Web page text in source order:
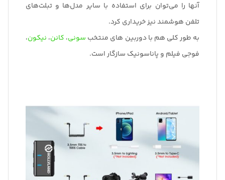
آنها را می‌توان برای استفاده با سایر مدل‌ها و تبلت‌های
تلفن هوشمند نیز خریداری کرد.
به طور کلی هم با دوربین های منتخب سونی، کانن، نیکون،
فوجی فیلم و پاناسونیک سازگار است.